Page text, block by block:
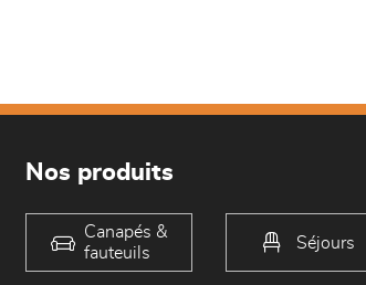
Nos produits
Canapés &
fauteuils
Séjours